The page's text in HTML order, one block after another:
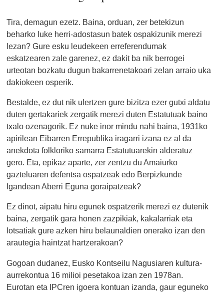
Tira, demagun ezetz. Baina, orduan, zer betekizun
beharko luke herri-adostasun batek ospakizunik merezi
lezan? Gure esku leudekeen erreferendumak
eskatzearen zale garenez, ez dakit ba nik berrogei
urteotan bozkatu dugun bakarrenetakoari zelan arraio uka
dakiokeen osperik.
Bestalde, ez dut nik ulertzen gure bizitza ezer gutxi aldatu
duten gertakariek zergatik merezi duten Estatutuak baino
txalo ozenagorik. Ez nuke inor mindu nahi baina, 1931ko
apirilean Eibarren Errepublika iragarri izana ez al da
anekdota folkloriko samarra Estatutuarekin alderatuz
gero. Eta, epikaz aparte, zer zentzu du Amaiurko
gazteluaren defentsa ospatzeak edo Berpizkunde
Igandean Aberri Eguna goraipatzeak?
Ez dinot, aipatu hiru egunek ospatzerik merezi ez dutenik
baina, zergatik gara honen zazpikiak, kakalarriak eta
lotsatiak gure azken hiru belaunaldien onerako izan den
arautegia haintzat hartzerakoan?
Gogoan dudanez, Eusko Kontseilu Nagusiaren kultura-
aurrekontua 16 milioi pesetakoa izan zen 1978an.
Eurotan eta IPCren igoera kontuan izanda, gaur eguneko